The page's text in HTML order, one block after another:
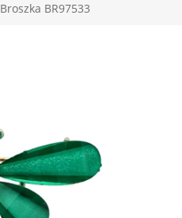
Broszka BR97533